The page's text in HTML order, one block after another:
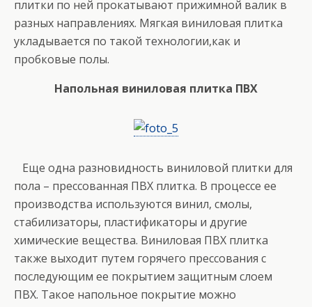
плитки по ней прокатывают прижимной валик в
разных направлениях. Мягкая виниловая плитка
укладывается по такой технологии,как и
пробковые полы.
Напольная виниловая плитка ПВХ
Еще одна разновидность виниловой плитки для
пола – прессованная ПВХ плитка. В процессе ее
производства используются винил, смолы,
стабилизаторы, пластификаторы и другие
химические вещества. Виниловая ПВХ плитка
также выходит путем горячего прессования с
последующим ее покрытием защитным слоем
ПВХ. Такое напольное покрытие можно